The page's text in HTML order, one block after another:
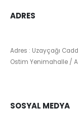
ADRES
Adres : Uzayçağı
Ostim Yenimahalle /
SOSYAL MEDYA